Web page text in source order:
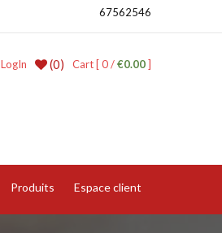
67562546
Cart [ 0 /€0.00]
(0)
LogIn
Produits Espace client